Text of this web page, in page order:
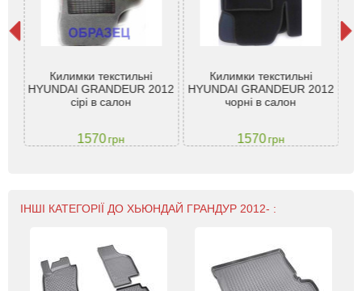
Килимки текстильні
HYUNDAI GRANDEUR 2012
сірі в салон
1570грн
Килимки текстильні
HYUNDAI GRANDEUR 2012
чорні в салон
1570грн
ІНШІ КАТЕГОРІЇ ДО ХЬЮНДАЙ ГРАНДУР 2012- :